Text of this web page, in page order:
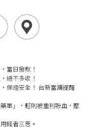
當日撥款！
絕不多收！
保證安全！ 台新當舖提醒
單」，輕則被重利吸血，壓
錢者三思。